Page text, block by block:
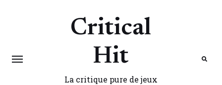
Critical
Hit
La critique pure de jeux